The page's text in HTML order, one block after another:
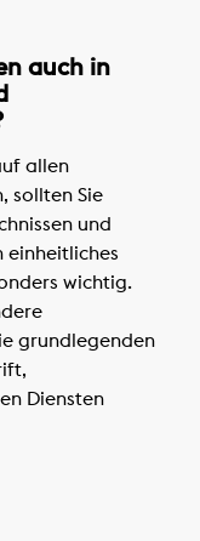
auch in
allen
sollten Sie
und
einheitliches
wichtig.
grundlegenden
Diensten